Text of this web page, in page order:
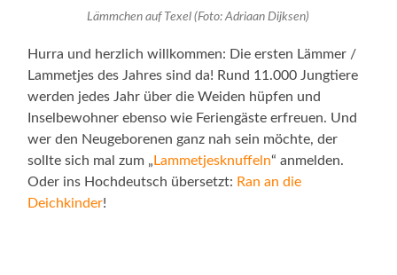
Lämmchen auf Texel (Foto: Adriaan Dijksen)
Hurra und herzlich willkommen: Die ersten Lämmer /
Lammetjes des Jahres sind da! Rund 11.000 Jungtiere
werden jedes Jahr über die Weiden hüpfen und
Inselbewohner ebenso wie Feriengäste erfreuen. Und
wer den Neugeborenen ganz nah sein möchte, der
sollte sich mal zum „Lammetjesknuffeln“ anmelden.
Oder ins Hochdeutsch übersetzt: Ran an die
Deichkinder!